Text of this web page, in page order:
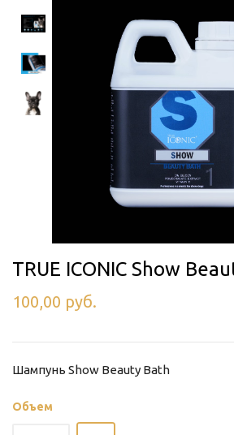
TRUE ICONIC Show
100,00 руб.
Шампунь Show Beauty Bath
Объем